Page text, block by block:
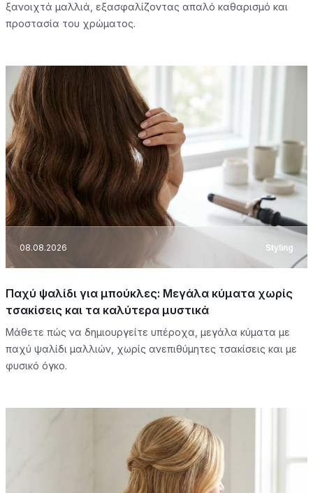
ξανοιχτά μαλλιά, εξασφαλίζοντας απαλό καθαρισμό και
προστασία του χρώματος.
08.08.2026 Styling
Παχύ ψαλίδι για μπούκλες: Μεγάλα κύματα χωρίς
τσακίσεις και τα καλύτερα μυστικά
Μάθετε πώς να δημιουργείτε υπέροχα, μεγάλα κύματα με
παχύ ψαλίδι μαλλιών, χωρίς ανεπιθύμητες τσακίσεις και με
φυσικό όγκο.